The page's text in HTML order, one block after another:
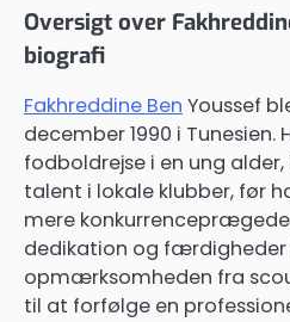
Oversigt over
biografi
Fakhreddine Ben Youssef
december 1990 i Tunesien.
fodboldrejse i en ung
talent i lokale klubber, før
mere
dedikation og
opmærksomheden fra
til at forfølge en